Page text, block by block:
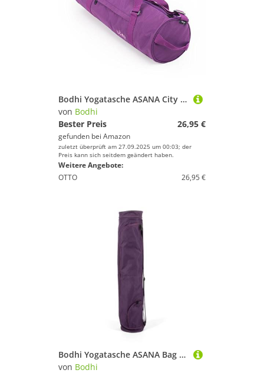
Bodhi Yogatasche ASANA City Bag, aubergine, groß & geräumig, Yogamattentasche mit Schulterband und Handtrageband, spritzwasserfest
von Bodhi
Bester Preis
26,95 €
gefunden bei Amazon
zuletzt überprüft am 27.09.2025 um 00:03; der
Preis kann sich seitdem geändert haben.
Weitere Angebote:
OTTO
26,95 €
Bodhi Yogatasche ASANA Bag 80 | Spritzwasserfeste Sporttasche | Außentaschen für extra Platz | Polyestertasche für Yogamatten & Zubehör | Yogamattentasche für 80 cm breite Matten | lila
von Bodhi